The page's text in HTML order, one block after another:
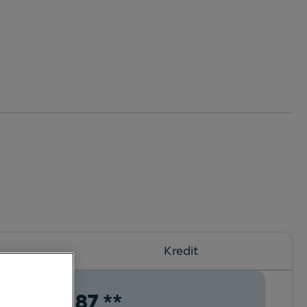
Kredit
€ 291,87 **